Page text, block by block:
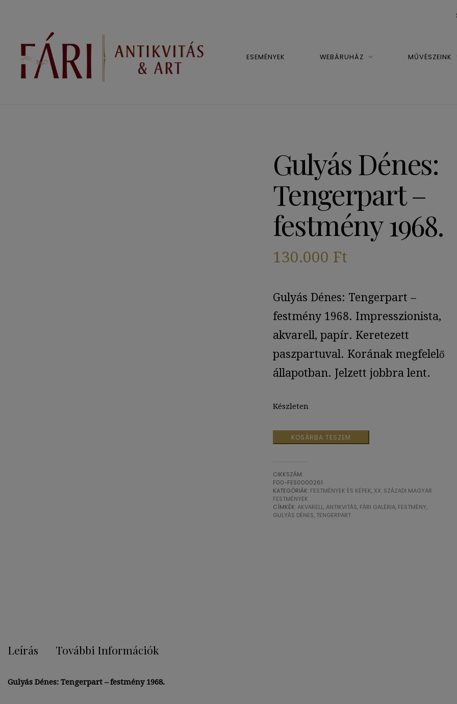
ESEMÉNYEK WEBÁRUHÁZ MŰVÉSZEINK
Gulyás Dénes:
Tengerpart –
festmény 1968.
130.000 Ft
Gulyás Dénes: Tengerpart –
festmény 1968. Impresszionista,
akvarell, papír. Keretezett
paszpartuval. Korának megfelelő
állapotban. Jelzett jobbra lent.
Készleten
Gulyás
Dénes:
festmény
1968.
mennyiség
KOSÁRBA TESZEM
CIKKSZÁM:
F00-FES0000261
KATEGÓRIÁK: FESTMÉNYEK ÉS KÉPEK, XX. SZÁZADI MAGYAR
FESTMÉNYEK
CÍMKÉK:AKVARELL,ANTIKVITÁS, FÁRI GALÉRIA, FESTMÉNY,
GULYÁS DÉNES, TENGERPART
Leírás További Információk
Gulyás Dénes: Tengerpart – festmény 1968.